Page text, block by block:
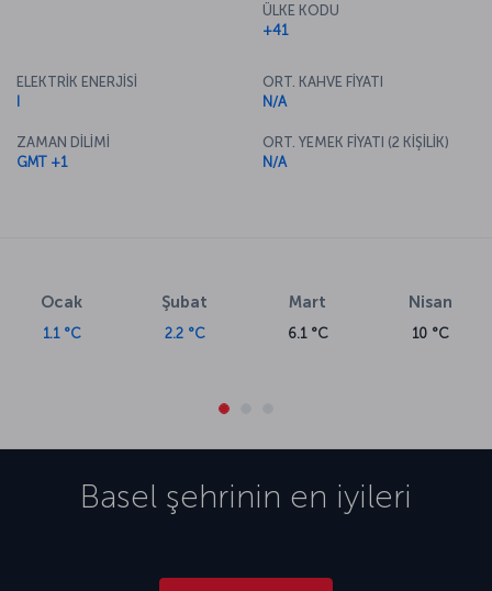
ÜLKE KODU
+41
ELEKTRİK ENERJİSİ
ZAMAN DİLİMİ
GMT +1
ORT. KAHVE FİYATI
N/A
ORT. YEMEK FİYATI (2 KİŞİLİK)
N/A
Ocak
1.1 °C
Şubat
2.2 °C
Mart
6.1 °C
Nisan
10 °C
Basel şehrinin en iyileri